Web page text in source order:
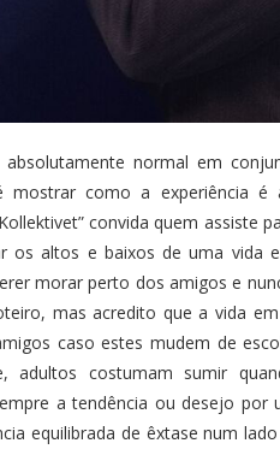
absolutamente normal em
como a experiência é
convida quem assiste
os altos e baixos de uma
morar perto dos amigos e
mas acredito que a vida
caso estes mudem de
adultos costumam sumir
a tendência ou desejo por
equilibrada de êxtase num